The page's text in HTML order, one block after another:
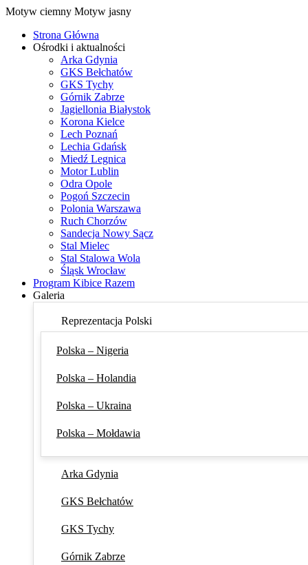
Motyw ciemny Motyw jasny
Strona Główna
Ośrodki i aktualności
Arka Gdynia
GKS Bełchatów
GKS Tychy
Górnik Zabrze
Jagiellonia Białystok
Korona Kielce
Lech Poznań
Lechia Gdańsk
Miedź Legnica
Motor Lublin
Odra Opole
Pogoń Szczecin
Polonia Warszawa
Ruch Chorzów
Sandecja Nowy Sącz
Stal Mielec
Stal Stalowa Wola
Śląsk Wrocław
Program Kibice Razem
Galeria
Reprezentacja Polski
Polska – Nigeria
Polska – Holandia
Polska – Ukraina
Polska – Mołdawia
Arka Gdynia
GKS Bełchatów
GKS Tychy
Górnik Zabrze